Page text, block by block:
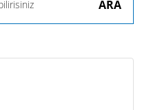
ARA